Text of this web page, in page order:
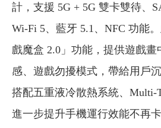
計，支援 5G + 5G 雙卡雙待、
Wi-Fi 5、藍牙 5.1、NFC 功能
戲魔盒 2.0」功能，提供遊戲畫
感、遊戲勿擾模式，帶給用戶
搭配五重液冷散熱系統、Multi-
進一步提升手機運行效能不再